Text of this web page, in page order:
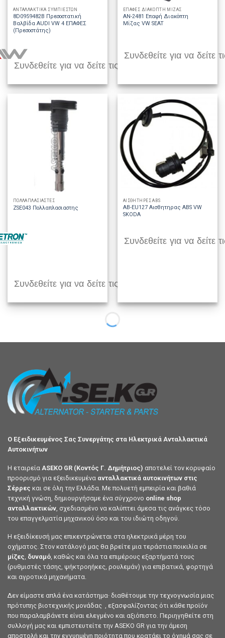
ΑΝΤΑΛΛΑΚΤΙΚΑ ΣΥΜΠΙΕΣΤΩΝ
8D0959482B Πρεσοστατική
Βαλβίδα AUDI VW 4 ΕΠΑΦΕΣ
(Πρεσοστάτης)
Συνδεθείτε για να δείτε τις τιμές
ΕΠΑΦΕΣ ΔΙΑΚΟΠΤΗ ΜΙΖΑΣ
AN-2481 Επαφή Διακόπτη
Μίζας VW SEAT
Συνδεθείτε για να δείτε
ΠΟΛΛΑΠΛΑΣΙΑΣΤΕΣ
ZSE043 Πολλαπλασιαστης
Συνδεθείτε για να δείτε τις τιμές
ΑΙΣΘΗΤΗΡΕΣ ABS
AB-EU127 Αισθητηρας ABS VW
SKODA
Συνδεθείτε για να δείτε
Ο Εξειδικευμένος Σας Συνεργάτης στα Ηλεκτρικά Ανταλλακτικά
Αυτοκινήτων
Η εταιρεία ASEKO GR (Κοντός Γ. Δημήτριος) αποτελεί τον κορυφαίο
προορισμό για εξειδικευμένα ανταλλακτικά αυτοκινήτων στις
Σέρρες και σε όλη την Ελλάδα. Με πολυετή εμπειρία και βαθιά
τεχνική γνώση, δημιουργήσαμε ένα σύγχρονο online shop
ανταλλακτικών , σχεδιασμένο να καλύπτει άμεσα τις ανάγκες τόσο
του επαγγελματία μηχανικού όσο και του ιδιώτη οδηγού.
Η εξειδίκευσή μας επικεντρώνεται στα ηλεκτρικά μέρη του
οχήματος. Στον κατάλογό μας θα βρείτε μια τεράστια ποικιλία σε
μίζες, δυναμό, καθώς και όλα τα επιμέρους εξαρτήματά τους
(ρυθμιστές τάσης, ψήκτροηήκες, ρουλεμάν) για επιβατικά, φορτηγά
και αγροτικά μηχανήματα.
Δεν είμαστε απλά ένα κατάστημα· διαθέτουμε την τεχνογνωσία μιας
πρότυπης βιοτεχνικής μονάδας , εξασφαλίζοντας ότι κάθε προϊόν
που παραλαμβάνετε είναι ελεγμένο και αξιόπιστο. Περιηγηθείτε στη
συλλογή μας και εμπιστευτείτε την ASEKO GR για την άμεση
αποστολή και την εγγυημένη ποιότητα που κρατάει το όχημά σας σε